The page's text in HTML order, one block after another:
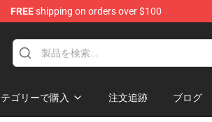
FREEshipping on orders over $100
ゴリーで購入 注文追跡 ブログ